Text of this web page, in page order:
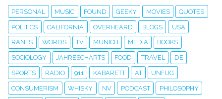
PERSONAL MUSIC FOUND GEEKY MOVIES QUOTES
POLITICS CALIFORNIA OVERHEARD BLOGS USA
RANTS WORDS TV MUNICH MEDIA BOOKS
SOCIOLOGY JAHRESCHARTS FOOD TRAVEL DE
SPORTS RADIO 911 KABARETT AT UNFUG
CONSUMERISM WHISKY NV PODCAST PHILOSOPHY